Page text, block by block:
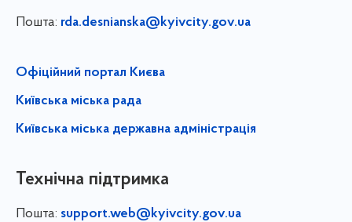
Пошта: rda.desnianska@kyivcity.gov.ua
Офіційний портал Києва
Київська міська рада
Київська міська державна адміністрація
Технічна підтримка
Пошта: support.web@kyivcity.gov.ua